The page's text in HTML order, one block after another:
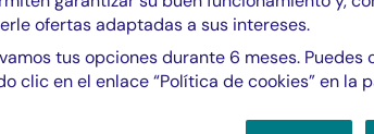
del
ofertas adaptadas a sus intereses.
tus opciones durante 6 meses.
clic en el enlace “Política de cookies” en la